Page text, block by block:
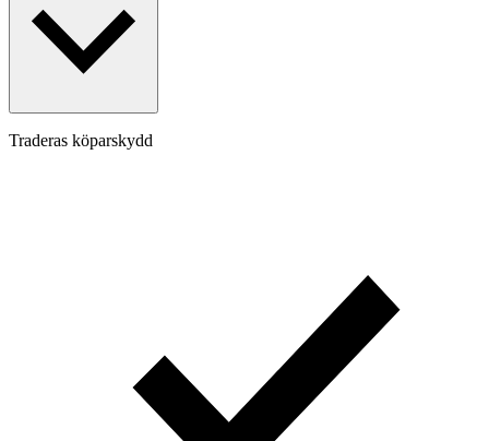
Traderas köparskydd